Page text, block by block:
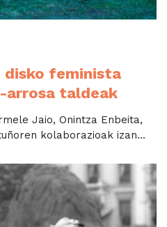
disko feminista
arrosa taldeak
Jaio, Onintza Enbeita,
kolaborazioak izan...